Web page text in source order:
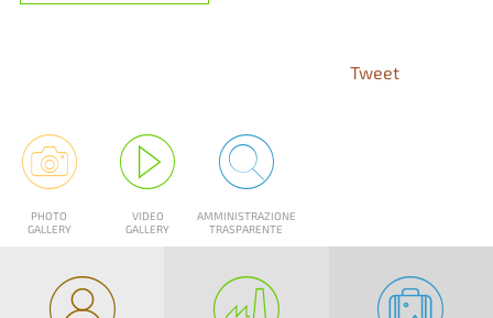
Tweet
PHOTO
GALLERY
VIDEO
GALLERY
AMMINISTRAZIONE
TRASPARENTE